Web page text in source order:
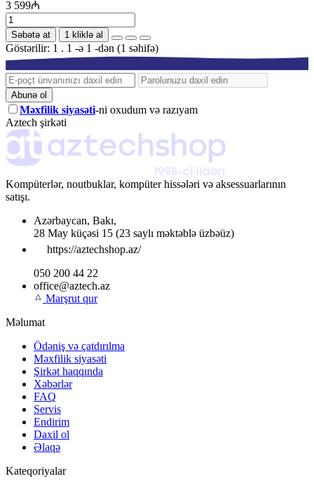
3 599₼
Səbətə at 1 kliklə al
Göstərilir: 1 . 1 -ə 1 -dən (1 səhifə)
Abunə ol
Məxfilik siyasəti-ni oxudum və razıyam
Aztech şirkəti
Kompüterlər, noutbuklar, kompüter hissələri və aksessuarlarının
satışı.
Azərbaycan, Bakı,
28 May küçəsi 15 (23 saylı məktəblə üzbəüz)
https://aztechshop.az/
050 200 44 22
office@aztech.az
Marşrut qur
Məlumat
Ödəniş və çatdırılma
Məxfilik siyasəti
Şirkət haqqında
Xəbərlər
FAQ
Servis
Endirim
Daxil ol
Əlaqə
Kateqoriyalar